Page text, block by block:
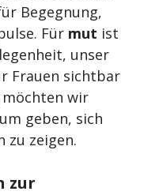
Begegnung,
Für mut ist
unser
Frauen sichtbar
möchten wir
geben, sich
zu zeigen.
zur